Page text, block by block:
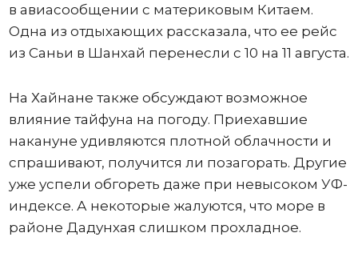
в авиасообщении с материковым Китаем.
Одна из отдыхающих рассказала, что ее рейс
из Саньи в Шанхай перенесли с 10 на 11 августа.
На Хайнане также обсуждают возможное
влияние тайфуна на погоду. Приехавшие
накануне удивляются плотной облачности и
спрашивают, получится ли позагорать. Другие
уже успели обгореть даже при невысоком УФ-
индексе. А некоторые жалуются, что море в
районе Дадунхая слишком прохладное.